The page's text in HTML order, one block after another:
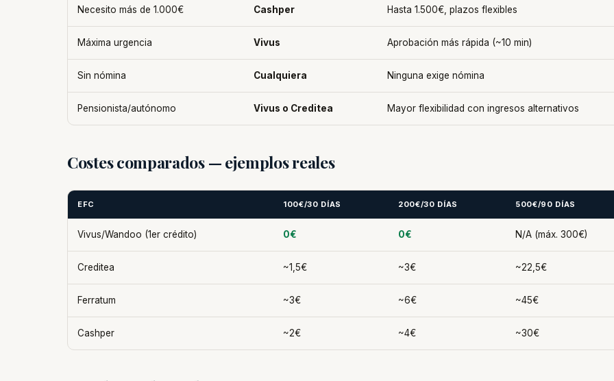
Necesito más de 1.000€ Cashper Hasta 1.500€, plazos flexibles
Máxima urgencia Vivus Aprobación más rápida (~10 min)
Sin nómina Cualquiera Ninguna exige nómina
Pensionista/autónomo Vivus o Creditea Mayor flexibilidad con ingresos alternativos
Costes comparados — ejemplos reales
EFC 100€/30 DÍAS 200€/30 DÍAS 500€/90 DÍAS
Vivus/Wandoo (1er crédito) 0€ 0€ N/A (máx. 300€)
Creditea ~1,5€ ~3€ ~22,5€
Ferratum ~3€ ~6€ ~45€
Cashper ~2€ ~4€ ~30€